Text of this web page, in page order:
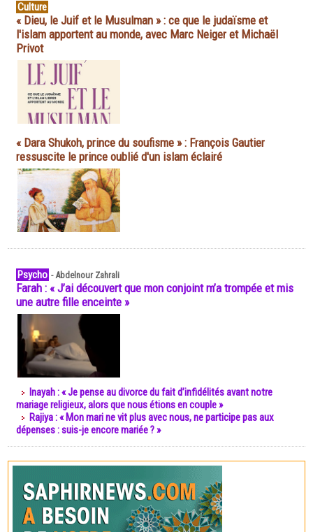
Culture
« Dieu, le Juif et le Musulman » : ce que le judaïsme et
l'islam apportent au monde, avec Marc Neiger et Michaël
Privot
« Dara Shukoh, prince du soufisme » : François Gautier
ressuscite le prince oublié d'un islam éclairé
Psycho -Abdelnour Zahrali
Farah : « J’ai découvert que mon conjoint m’a trompée et mis
une autre fille enceinte »
Inayah : « Je pense au divorce du fait d’infidélités avant notre
mariage religieux, alors que nous étions en couple »
Rajiya : « Mon mari ne vit plus avec nous, ne participe pas aux
dépenses : suis-je encore mariée ? »